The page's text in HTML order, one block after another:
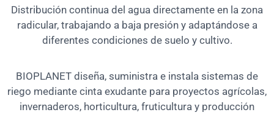
Distribución continua del agua directamente en la zona
radicular, trabajando a baja presión y adaptándose a
diferentes condiciones de suelo y cultivo.
BIOPLANET diseña, suministra e instala sistemas de
riego mediante cinta exudante para proyectos agrícolas,
invernaderos, horticultura, fruticultura y producción